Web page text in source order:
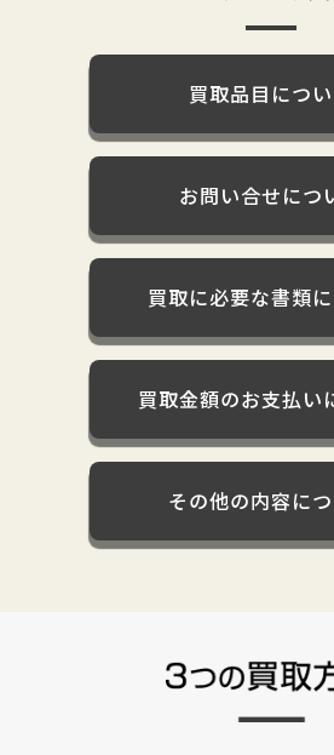
買取品目につ
お問い合せにつ
買取に必要な書類
買取金額のお支払い
その他の内容に